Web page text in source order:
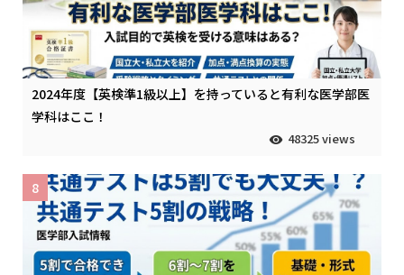
2024年度【英検準1級以上】を持っていると有利な医学部医
学科はここ！
48325 views
8